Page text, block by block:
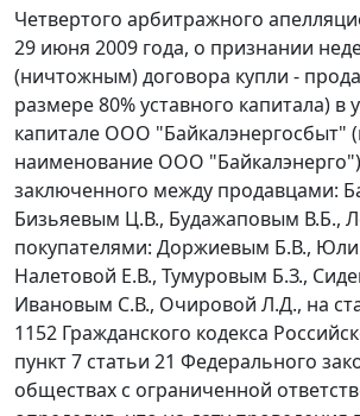
Четвертого арбитражного
29 июня 2009 года, о признании
(ничтожным) договора купли -
размере 80% уставного капитала) в
капитале ООО "Байкалэнергосбыт"
наименование ООО "Байкалэнерго")
заключенного между продавцами:
Бизьяевым Ц.В., Будажаповым В.Б.,
покупателями: Доржиевым Б.В.,
Налетовой Е.В., Тумуровым Б.З.,
Ивановым С.В., Очировой Л.Д., на
1152 Гражданского кодекса
пункт 7 статьи 21 Федерального
обществах с ограниченной